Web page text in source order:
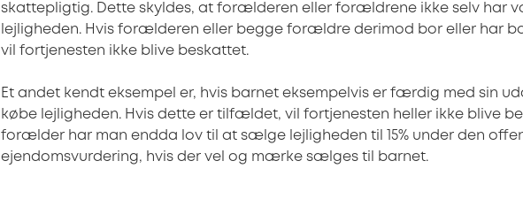
skattepligtig. Dette skyldes, at forælderen eller forældrene ikke selv har
lejligheden. Hvis forælderen eller begge forældre derimod bor eller har
vil fortjenesten ikke blive beskattet.
Et andet kendt eksempel er, hvis barnet eksempelvis er færdig med sin
købe lejligheden. Hvis dette er tilfældet, vil fortjenesten heller ikke blive
forælder har man endda lov til at sælge lejligheden til 15% under den
ejendomsvurdering, hvis der vel og mærke sælges til barnet.